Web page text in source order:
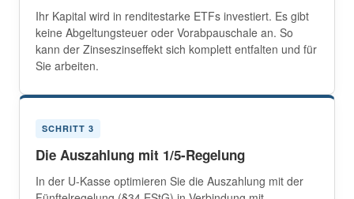
Ihr Kapital wird in renditestarke ETFs investiert. Es gibt
keine Abgeltungsteuer oder Vorabpauschale an. So
kann der Zinseszinseffekt sich komplett entfalten und für
Sie arbeiten.
SCHRITT 3
Die Auszahlung mit 1/5-Regelung
In der U-Kasse optimieren Sie die Auszahlung mit der